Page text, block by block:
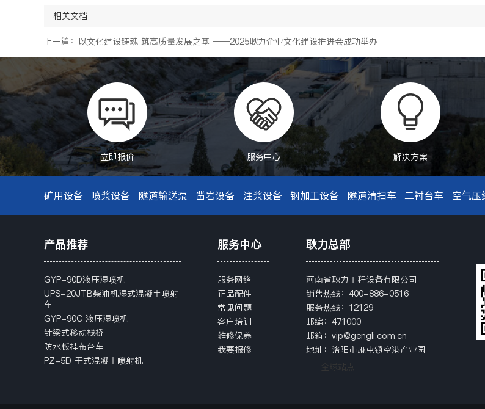
相关文档
上一篇：以文化建设铸魂 筑高质量发展之基 ——2025耿力企业文化建设推进会成功举办
立即报价 服务中心 解决方案
矿用设备 喷浆设备 隧道输送泵 凿岩设备 注浆设备 钢加工设备 隧道清扫车 二衬台车 空气压
产品推荐
GYP-90D液压湿喷机
UPS-20JTB柴油机湿式混凝土喷射
车
GYP-90C 液压湿喷机
针梁式移动栈桥
防水板挂布台车
PZ-5D 干式混凝土喷射机
服务中心
服务网络
正品配件
常见问题
客户培训
维修保养
我要报修
耿力总部
河南省耿力工程设备有限公司
销售热线：400-886-0516
服务热线：12129
邮编：471000
邮箱：vip@gengli.com.cn
地址：洛阳市麻屯镇空港产业园
全球站点